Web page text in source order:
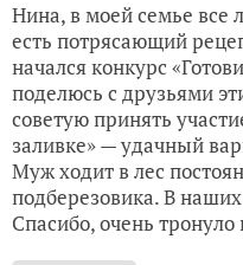
Нина, в моей семье все
есть потрясающий
начался конкурс
поделюсь с друзьями
советую принять
заливке» — удачный
Муж ходит в лес
подберезовика. В
Спасибо, очень